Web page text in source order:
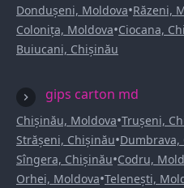
Dondușeni, Moldova•Răzeni,
Colonița, Moldova•Ciocana,
Buiucani, Chișinău
gips carton md
Chișinău, Moldova•Trușeni,
Strășeni, Chișinău•Dumbrava,
Sîngera, Chișinău•Codru,
Orhei, Moldova•Telenești,